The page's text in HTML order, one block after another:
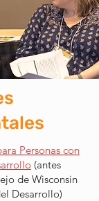
Personas con
(antes
de Wisconsin
Desarrollo)